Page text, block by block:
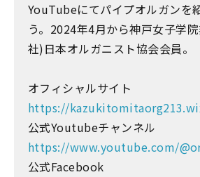
YouTubeにてパイプオルガンを
う。2024年4月から神戸女子学
社)日本オルガニスト協会会員。
オフィシャルサイト
https://
公式Youtubeチャンネル
https://www.youtube.com/
公式Facebook